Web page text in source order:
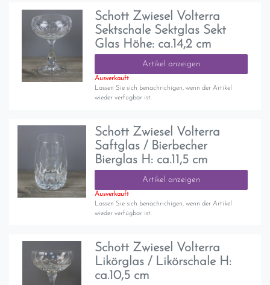
Schott Zwiesel Volterra
Sektschale Sektglas Sekt
Glas Höhe: ca.14,2 cm
Artikel anzeigen
Ausverkauft
Lassen Sie sich benachrichigen, wenn der Artikel
wieder verfügbar ist.
Schott Zwiesel Volterra
Saftglas / Bierbecher
Bierglas H: ca.11,5 cm
Artikel anzeigen
Ausverkauft
Lassen Sie sich benachrichigen, wenn der Artikel
wieder verfügbar ist.
Schott Zwiesel Volterra
Likörglas / Likörschale H:
ca.10,5 cm